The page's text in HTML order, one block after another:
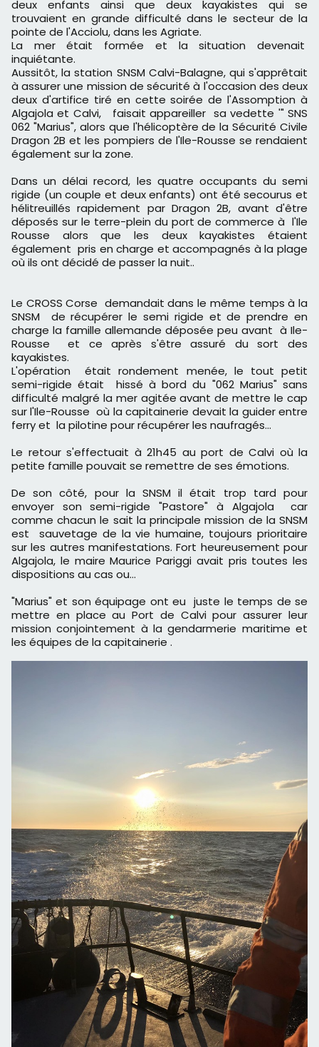
deux enfants ainsi que deux kayakistes qui se
trouvaient en grande difficulté dans le secteur de la
pointe de l'Acciolu, dans les Agriate.
La mer était formée et la situation devenait
inquiétante.
Aussitôt, la station SNSM Calvi-Balagne, qui s'apprêtait
à assurer une mission de sécurité à l'occasion des deux
deux d'artifice tiré en cette soirée de l'Assomption à
Algajola et Calvi, faisait appareiller sa vedette '" SNS
062 "Marius", alors que l'hélicoptère de la Sécurité Civile
Dragon 2B et les pompiers de l'Ile-Rousse se rendaient
également sur la zone.
Dans un délai record, les quatre occupants du semi
rigide (un couple et deux enfants) ont été secourus et
hélitreuillés rapidement par Dragon 2B, avant d'être
déposés sur le terre-plein du port de commerce à l'Ile
Rousse alors que les deux kayakistes étaient
également pris en charge et accompagnés à la plage
où ils ont décidé de passer la nuit..
Le CROSS Corse demandait dans le même temps à la
SNSM de récupérer le semi rigide et de prendre en
charge la famille allemande déposée peu avant à Ile-
Rousse et ce après s'être assuré du sort des
kayakistes.
L'opération était rondement menée, le tout petit
semi-rigide était hissé à bord du "062 Marius" sans
difficulté malgré la mer agitée avant de mettre le cap
sur l'Ile-Rousse où la capitainerie devait la guider entre
ferry et la pilotine pour récupérer les naufragés...
Le retour s'effectuait à 21h45 au port de Calvi où la
petite famille pouvait se remettre de ses émotions.
De son côté, pour la SNSM il était trop tard pour
envoyer son semi-rigide "Pastore" à Algajola car
comme chacun le sait la principale mission de la SNSM
est sauvetage de la vie humaine, toujours prioritaire
sur les autres manifestations. Fort heureusement pour
Algajola, le maire Maurice Pariggi avait pris toutes les
dispositions au cas ou...
"Marius" et son équipage ont eu juste le temps de se
mettre en place au Port de Calvi pour assurer leur
mission conjointement à la gendarmerie maritime et
les équipes de la capitainerie .